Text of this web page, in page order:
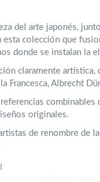
del arte japonés,
esta colección que
donde se instalan la
claramente artística,
Francesca, Albrecht
originales.
de renombre de